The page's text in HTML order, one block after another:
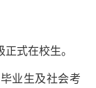
式在校生。
业生及社会考